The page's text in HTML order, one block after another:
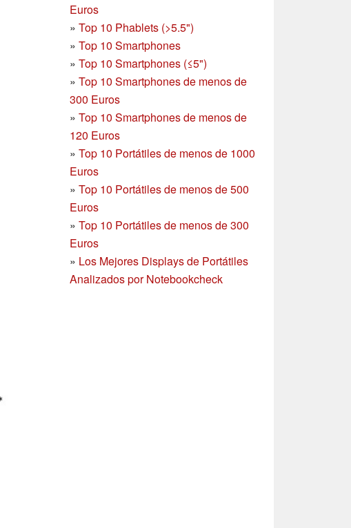
Euros
» Top 10 Phablets (>5.5")
» Top 10 Smartphones
» Top 10 Smartphones (≤5")
» Top 10 Smartphones de menos de
300 Euros
» Top 10 Smartphonesde menos de
120 Euros
» Top 10 Portátiles de menos de 1000
Euros
» Top 10 Portátiles de menos de 500
Euros
» Top 10 Portátiles de menos de 300
Euros
» Los Mejores Displays de Portátiles
Analizados por Notebookcheck